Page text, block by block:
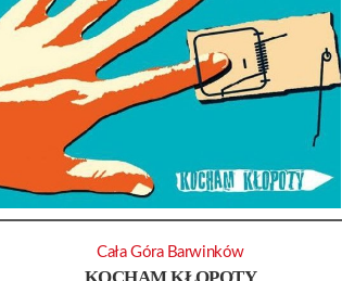
Cała Góra Barwinków